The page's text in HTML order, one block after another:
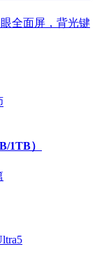
全面屏，背光键
1TB）